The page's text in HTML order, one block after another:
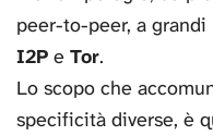
peer-to-peer, a
I2P e Tor.
Lo scopo che
specificità diverse, è